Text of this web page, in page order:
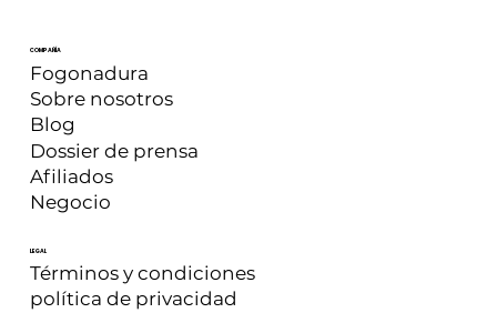
LEGAL
Términos y condiciones
política de privacidad
COMPAÑÍA
Blog
Fogonadura
Sobre nosotros
Dossier de prensa
Afiliados
Negocio